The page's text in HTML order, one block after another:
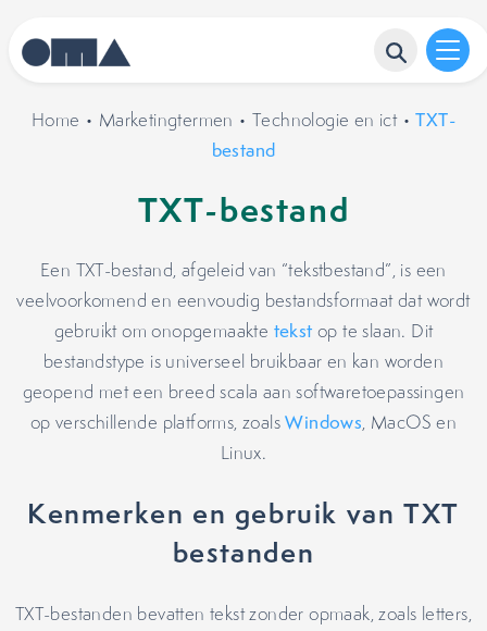
Home • Marketingtermen • Technologie en ict•TXT-
bestand
TXT-bestand
Een TXT-bestand, afgeleid van “tekstbestand”, is een
veelvoorkomend en eenvoudig bestandsformaat dat wordt
gebruikt om onopgemaakte tekst op te slaan. Dit
bestandstype is universeel bruikbaar en kan worden
geopend met een breed scala aan softwaretoepassingen
op verschillende platforms, zoalsWindows, MacOS en
Linux.
Kenmerken en gebruik van TXT
bestanden
TXT-bestanden bevatten tekst zonder opmaak, zoals letters,